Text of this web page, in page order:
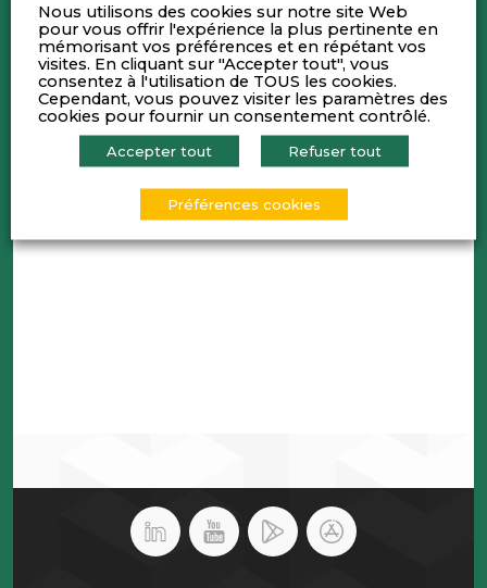
• Amaury VANOYE, Associé chez Advolis Orfis,
présentera l’actualité de l’Indice Lyon Pôle
Bourse.
• Franck DUSSOGE, Président de 3A Conseils,
animera la réunion
La réunion se poursuivra par un cocktail.
Nous utilisons des cookies sur notre site Web
pour vous offrir l'expérience la plus pertinente en
mémorisant vos préférences et en répétant vos
visites. En cliquant sur "Accepter tout", vous
consentez à l'utilisation de TOUS les cookies.
Cependant, vous pouvez visiter les paramètres des
cookies pour fournir un consentement contrôlé.
Accepter tout Refuser tout
Préférences cookies